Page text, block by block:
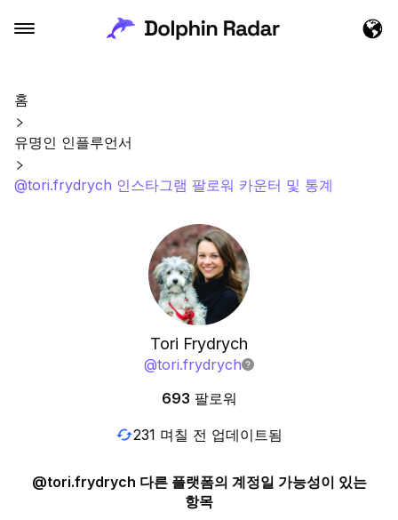
홈
유명인 인플루언서
@tori.frydrych 인스타그램 팔로워 카운터 및 통계
Tori Frydrych
@tori.frydrych
693 팔로워
231 며칠 전 업데이트됨
@tori.frydrych 다른 플랫폼의 계정일 가능성이 있는
항목